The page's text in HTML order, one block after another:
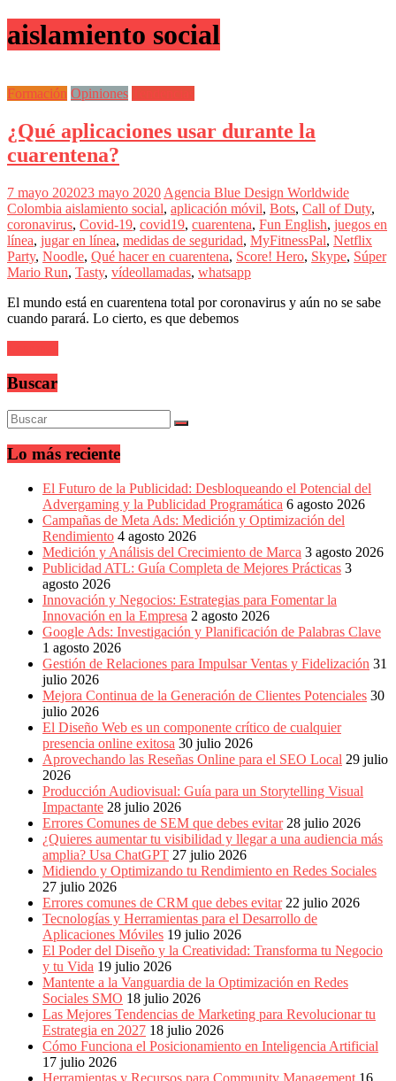
Revista
iBlue
Marketing
de
Mercadeo
y
Medios
la
Agencia
Blue
Design
Colombia
y
filiales
en
Latina
Una
estratégica
y
versátil
del
Marketing
LATAM
Bitácora
social
Mercadeo
Interactivo,
Medios,
Publicidad,
Marketing,
Campañas
Publicitarias,
Agencias,
Empresas,
Negocios,
Tendencias,
Trendings,
Dinero,
Economía,
Diseño
Web,
Móviles,
Estrategias
Digitales,
Estrategias
Publicitarias,
Alianzas,
Clientes,
Innovación,
Tecnología,
Noticias,
Artículos,
Gente,
Contenidos
Calidad,
aislamiento social
Formación Opiniones
¿Qué aplicaciones usar durante la
cuarentena?
7 mayo 202023 mayo 2020 Agencia Blue Design Worldwide
Colombia aislamiento social, aplicación móvil, Bots, Call of Duty,
coronavirus, Covid-19, covid19, cuarentena, Fun English, juegos en
línea, jugar en línea, medidas de seguridad, MyFitnessPal, Netflix
Party, Noodle, Qué hacer en cuarentena, Score! Hero, Skype, Súper
Mario Run, Tasty, vídeollamadas, whatsapp
El mundo está en cuarentena total por coronavirus y aún no se sabe
cuando parará. Lo cierto, es que debemos
Buscar
Lo más reciente
El Futuro de la Publicidad: Desbloqueando el Potencial del
Advergaming y la Publicidad Programática 6 agosto 2026
Campañas de Meta Ads: Medición y Optimización del
Rendimiento 4 agosto 2026
Medición y Análisis del Crecimiento de Marca 3 agosto 2026
Publicidad ATL: Guía Completa de Mejores Prácticas 3
agosto 2026
Innovación y Negocios: Estrategias para Fomentar la
Innovación en la Empresa 2 agosto 2026
Google Ads: Investigación y Planificación de Palabras Clave
1 agosto 2026
Gestión de Relaciones para Impulsar Ventas y Fidelización 31
julio 2026
Mejora Continua de la Generación de Clientes Potenciales 30
julio 2026
El Diseño Web es un componente crítico de cualquier
presencia online exitosa 30 julio 2026
Aprovechando las Reseñas Online para el SEO Local 29 julio
2026
Producción Audiovisual: Guía para un Storytelling Visual
Impactante 28 julio 2026
Errores Comunes de SEM que debes evitar 28 julio 2026
¿Quieres aumentar tu visibilidad y llegar a una audiencia más
amplia? Usa ChatGPT 27 julio 2026
Midiendo y Optimizando tu Rendimiento en Redes Sociales
27 julio 2026
Errores comunes de CRM que debes evitar 22 julio 2026
Tecnologías y Herramientas para el Desarrollo de
Aplicaciones Móviles 19 julio 2026
El Poder del Diseño y la Creatividad: Transforma tu Negocio
y tu Vida 19 julio 2026
Mantente a la Vanguardia de la Optimización en Redes
Sociales SMO 18 julio 2026
Las Mejores Tendencias de Marketing para Revolucionar tu
Estrategia en 2027 18 julio 2026
Cómo Funciona el Posicionamiento en Inteligencia Artificial
17 julio 2026
Herramientas y Recursos para Community Management 16